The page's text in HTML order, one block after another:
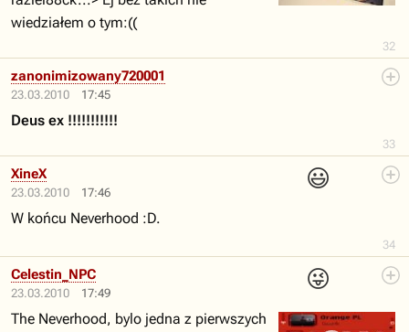
32
wiedziałem o tym:((
23.03.2010 17:45
33
zanonimizowany720001
Deus ex !!!!!!!!!!!
23.03.2010 17:46
😃
34
XineX
W końcu Neverhood :D.
23.03.2010 17:49
😜
Celestin_NPC
The Neverhood, bylo jedna z pierwszych